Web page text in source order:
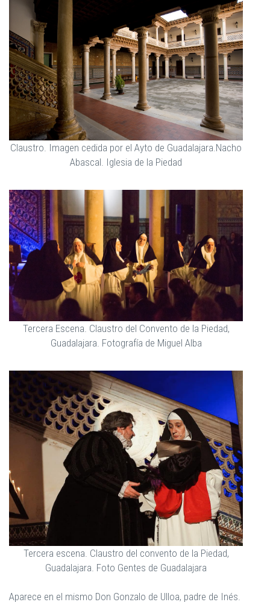
Claustro. Imagen cedida por el Ayto de Guadalajara.Nacho
Abascal. Iglesia de la Piedad
Tercera Escena. Claustro del Convento de la Piedad,
Guadalajara. Fotografía de Miguel Alba
Tercera escena. Claustro del convento de la Piedad,
Guadalajara. Foto Gentes de Guadalajara
Aparece en el mismo Don Gonzalo de Ulloa, padre de Inés.